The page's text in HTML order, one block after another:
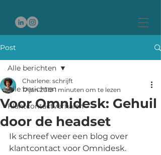
Post
Alle berichten
Klantcontactverhalen
Alle berichten
Voor Omnidesk: Gehuil
door de headset
Charlene: schrijft
17 jan 2019 1 minuten om te lezen
Ik schreef weer een blog over
klantcontact voor Omnidesk.